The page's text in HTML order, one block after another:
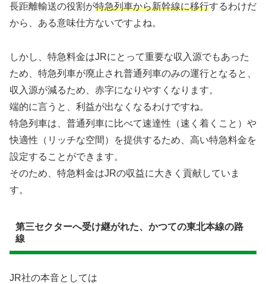
長距離輸送の役割が特急列車から新幹線に移行するわけだ
から、ある意味仕方ないですよね。
しかし、特急料金はJRにとって重要な収入源でもあった
ため、特急列車が廃止され普通列車のみの運行となると、
収入源が減るため、赤字になりやすくなります。
端的に言うと、利益が出なくなるわけですね。
特急列車は、普通列車に比べて速達性（速く着くこと）や
快適性（リッチな空間）を提供するため、高い特急料金を
設定することができます。
そのため、特急料金はJRの収益に大きく貢献していま
す。
第三セクターへ受け継がれた、かつての東北本線の路
線
JR社の本音としては